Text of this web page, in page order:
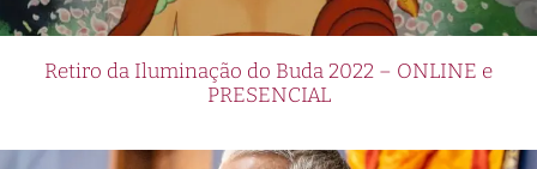
Retiro da Iluminação do Buda 2022 – ONLINE e
PRESENCIAL